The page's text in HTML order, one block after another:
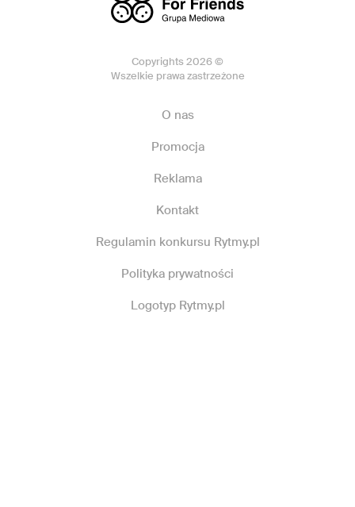
Copyrights 2026 ©
Wszelkie prawa zastrzeżone
O nas
Promocja
Reklama
Kontakt
Regulamin konkursu Rytmy.pl
Polityka prywatności
Logotyp Rytmy.pl